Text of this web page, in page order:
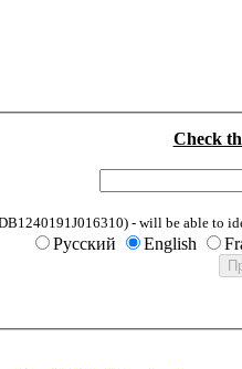
Check
- will be able to
Русский English